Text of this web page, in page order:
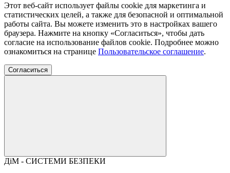
Этот веб-сайт использует файлы cookie для маркетинга и
статистических целей, а также для безопасной и оптимальной
работы сайта. Вы можете изменить это в настройках вашего
браузера. Нажмите на кнопку «Согласиться», чтобы дать
согласие на использование файлов cookie. Подробнее можно
ознакомиться на странице Пользовательское соглашение.
Согласиться
ДіМ - СИСТЕМИ БЕЗПЕКИ